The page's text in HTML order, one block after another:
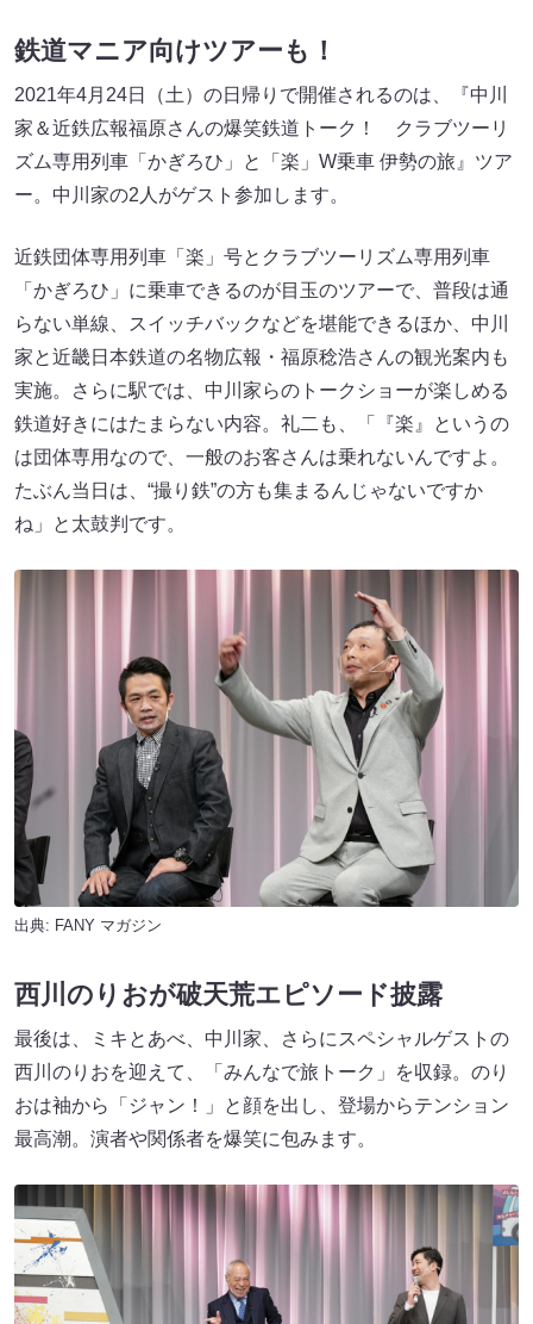
鉄道マニア向けツアーも！
2021年4月24日（土）の日帰りで開催されるのは、『中川
家＆近鉄広報福原さんの爆笑鉄道トーク！ クラブツーリ
ズム専用列車「かぎろひ」と「楽」W乗車 伊勢の旅』ツア
ー。中川家の2人がゲスト参加します。
近鉄団体専用列車「楽」号とクラブツーリズム専用列車
「かぎろひ」に乗車できるのが目玉のツアーで、普段は通
らない単線、スイッチバックなどを堪能できるほか、中川
家と近畿日本鉄道の名物広報・福原稔浩さんの観光案内も
実施。さらに駅では、中川家らのトークショーが楽しめる
鉄道好きにはたまらない内容。礼二も、「『楽』というの
は団体専用なので、一般のお客さんは乗れないんですよ。
たぶん当日は、“撮り鉄”の方も集まるんじゃないですか
ね」と太鼓判です。
出典: FANY マガジン
西川のりおが破天荒エピソード披露
最後は、ミキとあべ、中川家、さらにスペシャルゲストの
西川のりおを迎えて、「みんなで旅トーク」を収録。のり
おは袖から「ジャン！」と顔を出し、登場からテンション
最高潮。演者や関係者を爆笑に包みます。